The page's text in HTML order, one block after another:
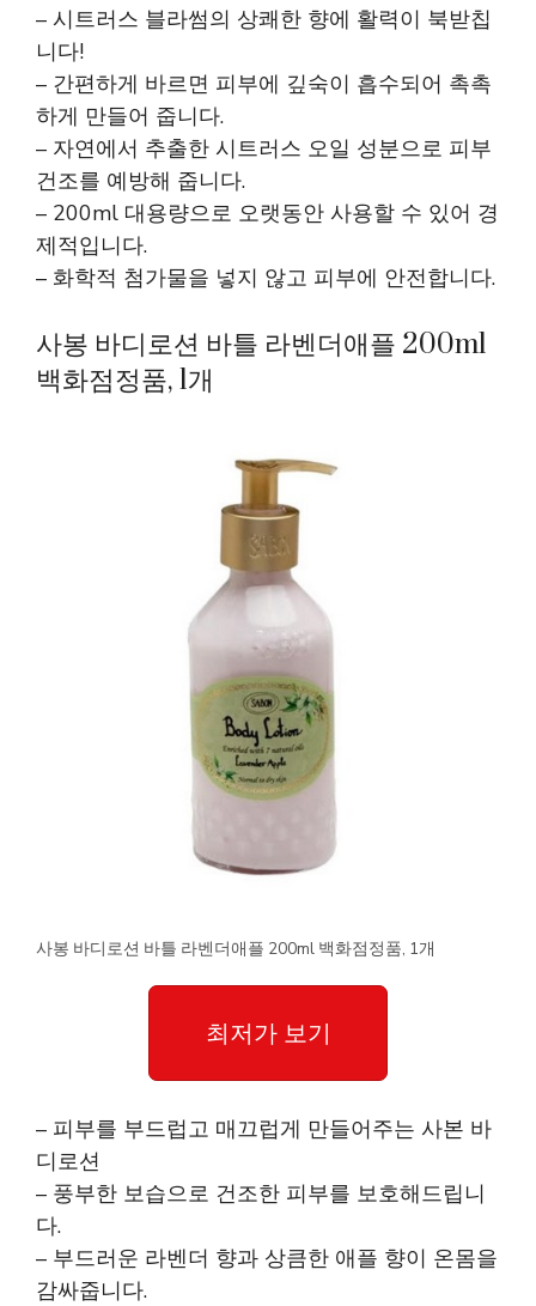
– 시트러스 블라썸의 상쾌한 향에 활력이 북받칩
니다!
– 간편하게 바르면 피부에 깊숙이 흡수되어 촉촉
하게 만들어 줍니다.
– 자연에서 추출한 시트러스 오일 성분으로 피부
건조를 예방해 줍니다.
– 200ml 대용량으로 오랫동안 사용할 수 있어 경
제적입니다.
– 화학적 첨가물을 넣지 않고 피부에 안전합니다.
사봉 바디로션 바틀 라벤더애플 200ml
백화점정품, 1개
사봉 바디로션 바틀 라벤더애플 200ml 백화점정품, 1개
최저가 보기
– 피부를 부드럽고 매끄럽게 만들어주는 사본 바
디로션
– 풍부한 보습으로 건조한 피부를 보호해드립니
다.
– 부드러운 라벤더 향과 상큼한 애플 향이 온몸을
감싸줍니다.